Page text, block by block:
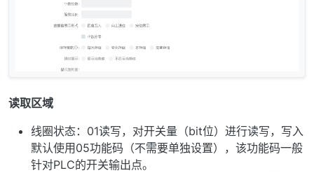
读取区域
线圈状态：01读写，对开关量（bit位）进行读写，写入
默认使用05功能码（不需要单独设置），该功能码一般
针对PLC的开关输出点。